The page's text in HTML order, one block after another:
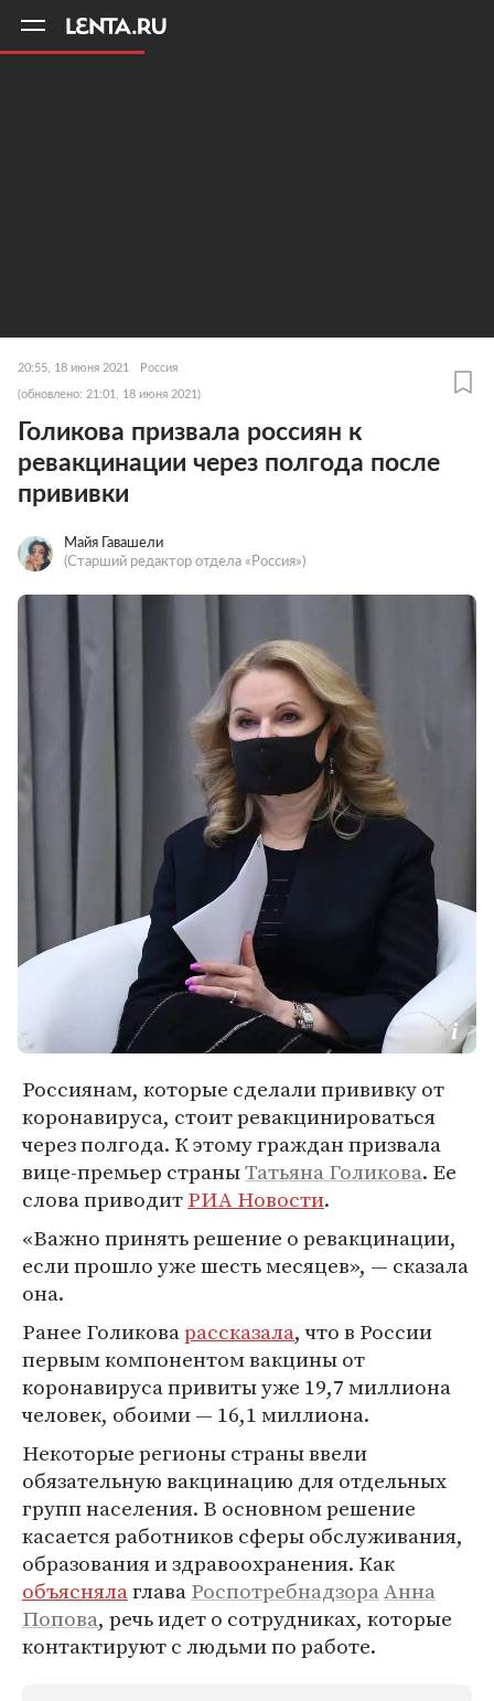
20:55, 18 июня 2021 Россия
(обновлено: 21:01, 18 июня 2021)
Голикова призвала россиян к
ревакцинации через полгода после
прививки
Майя Гавашели
(Старший редактор отдела «Россия»)
Россиянам, которые сделали прививку от
коронавируса, стоит ревакцинироваться
через полгода. К этому граждан призвала
вице-премьер страныТатьяна Голикова. Ее
слова приводитРИА Новости.
«Важно принять решение о ревакцинации,
если прошло уже шесть месяцев», — сказала
она.
Ранее Голиковарассказала, что в России
первым компонентом вакцины от
коронавируса привиты уже 19,7 миллиона
человек, обоими — 16,1 миллиона.
Некоторые регионы страны ввели
обязательную вакцинацию для отдельных
групп населения. В основном решение
касается работников сферы обслуживания,
образования и здравоохранения. Как
объяснялаглаваРоспотребнадзораАнна
Попова, речь идет о сотрудниках, которые
контактируют с людьми по работе.